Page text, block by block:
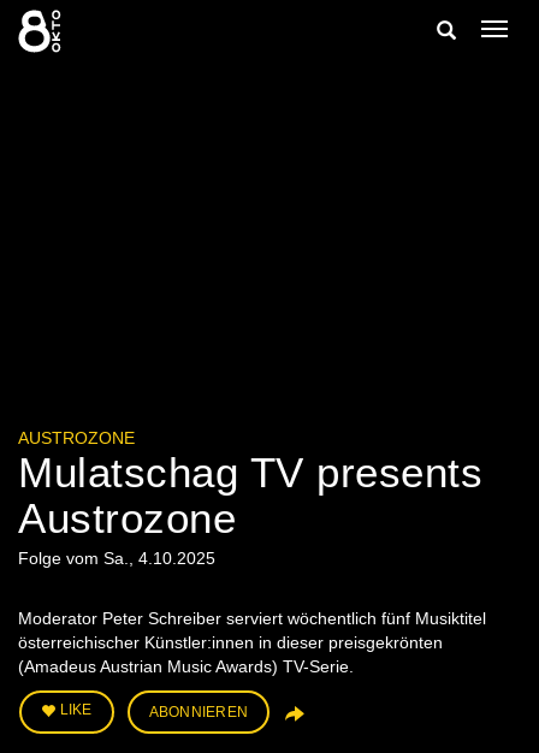
Zum
Inhalt
springen
Suche
AUSTROZONE
Mulatschag TV presents
Austrozone
Folge vom Sa., 4.10.2025
Moderator Peter Schreiber serviert wöchentlich fünf Musiktitel
österreichischer Künstler:innen in dieser preisgekrönten
(Amadeus Austrian Music Awards) TV-Serie.
LIKE ABONNIEREN